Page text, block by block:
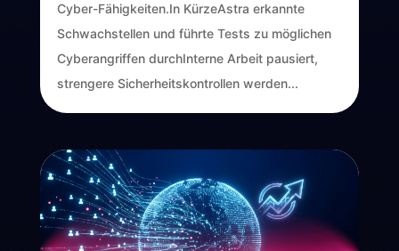
Cyber-Fähigkeiten.In KürzeAstra erkannte
Schwachstellen und führte Tests zu möglichen
Cyberangriffen durchInterne Arbeit pausiert,
strengere Sicherheitskontrollen werden...